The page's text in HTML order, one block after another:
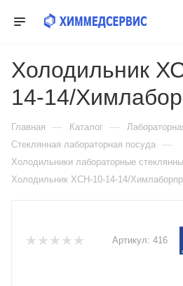
Холодильник
14-14/
Главная — Каталог —
Стеклянная лабораторная посуда —
Холодильники лабораторные
Холодильник ХСН-10-14-14/
Артикул: 416